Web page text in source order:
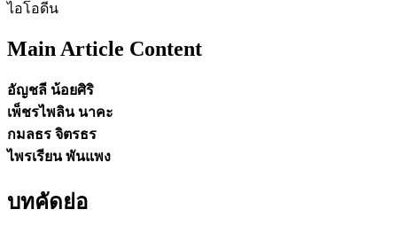
ไอโอดีน
Main Article Content
อัญชลี น้อยศิริ
เพ็ชรไพลิน นาคะ
กมลธร จิตรธร
ไพรเรียน พันแพง
บทคัดย่อ